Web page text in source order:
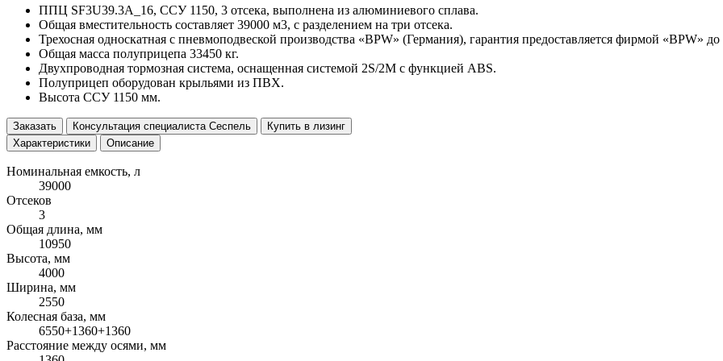
ППЦ SF3U39.3A_16, ССУ 1150, 3 отсека, выполнена из алюминиевого сплава.
Общая вместительность составляет 39000 м3, с разделением на три отсека.
Трехосная односкатная с пневмоподвеской производства «BPW» (Германия), гарантия предоставляется фирмой «BPW» до
Общая масса полуприцепа 33450 кг.
Двухпроводная тормозная система, оснащенная системой 2S/2M с функцией ABS.
Полуприцеп оборудован крыльями из ПВХ.
Высота ССУ 1150 мм.
Заказать Консультация специалиста Сеспель
Купить в лизинг
Характеристики
Описание
Номинальная емкость, л
39000
Отсеков
3
Общая длина, мм
10950
Высота, мм
4000
Ширина, мм
2550
Колесная база, мм
6550+1360+1360
Расстояние между осями, мм